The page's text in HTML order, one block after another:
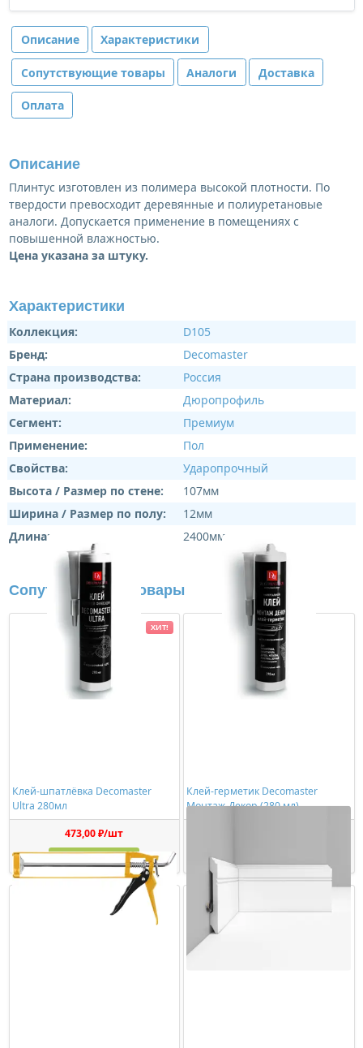
Описание Характеристики
Сопутствующие товары Аналоги Доставка
Оплата
Описание
Плинтус изготовлен из полимера высокой плотности. По
твердости превосходит деревянные и полиуретановые
аналоги. Допускается применение в помещениях с
повышенной влажностью.
Цена указана за штуку.
Характеристики
Коллекция:
D105
Бренд:
Decomaster
Страна производства:
Россия
Материал:
Дюропрофиль
Сегмент:
Премиум
Применение:
Пол
Свойства:
Ударопрочный
Высота / Размер по стене:
107мм
Ширина / Размер по полу:
12мм
Длина:
2400мм
Сопутствующие товары
Клей-шпатлёвка Decomaster
Ultra 280мл
473,00 ₽/шт
Купить
ХИТ!
Клей-герметик Decomaster
Монтаж-Декор (280 мл)